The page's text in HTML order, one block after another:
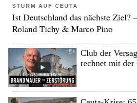
STURM AUF CEUTA
Ist Deutschland das nächste Ziel?
Roland Tichy & Marco Pino
Club der
rechnet mit der